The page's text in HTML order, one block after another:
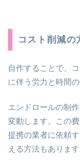
コスト削減の
自作することで、
に伴う労力と時間
エンドロールの制
変動します。この
提携の業者に依頼
える方法もあります